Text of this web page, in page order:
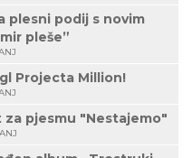
plesni podij s novim
pleše”
Projecta Million!
za pjesmu "Nestajemo"